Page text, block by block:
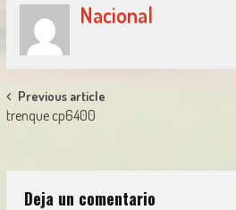
Nacional
Post
navigation
Previous article
trenque cp6400
Deja un comentario